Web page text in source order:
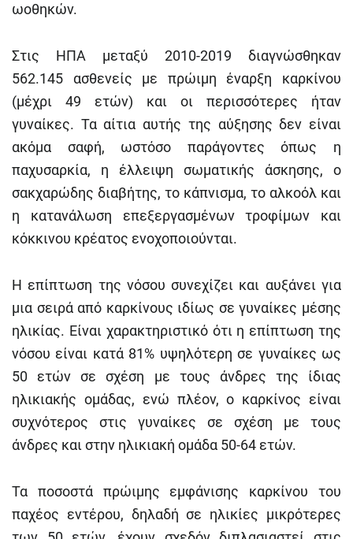
ωοθηκών.
Στις ΗΠΑ μεταξύ 2010-2019 διαγνώσθηκαν
562.145 ασθενείς με πρώιμη έναρξη καρκίνου
(μέχρι 49 ετών) και οι περισσότερες ήταν
γυναίκες. Τα αίτια αυτής της αύξησης δεν είναι
ακόμα σαφή, ωστόσο παράγοντες όπως η
παχυσαρκία, η έλλειψη σωματικής άσκησης, ο
σακχαρώδης διαβήτης, το κάπνισμα, το αλκοόλ και
η κατανάλωση επεξεργασμένων τροφίμων και
κόκκινου κρέατος ενοχοποιούνται.
Η επίπτωση της νόσου συνεχίζει και αυξάνει για
μια σειρά από καρκίνους ιδίως σε γυναίκες μέσης
ηλικίας. Είναι χαρακτηριστικό ότι η επίπτωση της
νόσου είναι κατά 81% υψηλότερη σε γυναίκες ως
50 ετών σε σχέση με τους άνδρες της ίδιας
ηλικιακής ομάδας, ενώ πλέον, ο καρκίνος είναι
συχνότερος στις γυναίκες σε σχέση με τους
άνδρες και στην ηλικιακή ομάδα 50-64 ετών.
Τα ποσοστά πρώιμης εμφάνισης καρκίνου του
παχέος εντέρου, δηλαδή σε ηλικίες μικρότερες